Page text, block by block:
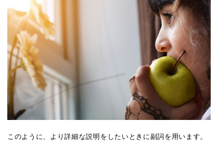
このように、より詳細な説明をしたいときに副詞を用います。